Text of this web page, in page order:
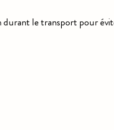
le transport pour